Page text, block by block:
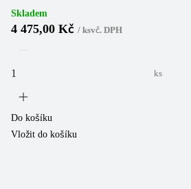
Skladem
4 475,00 Kč / ksvč. DPH
ks
Do košíku
Vložit do košíku